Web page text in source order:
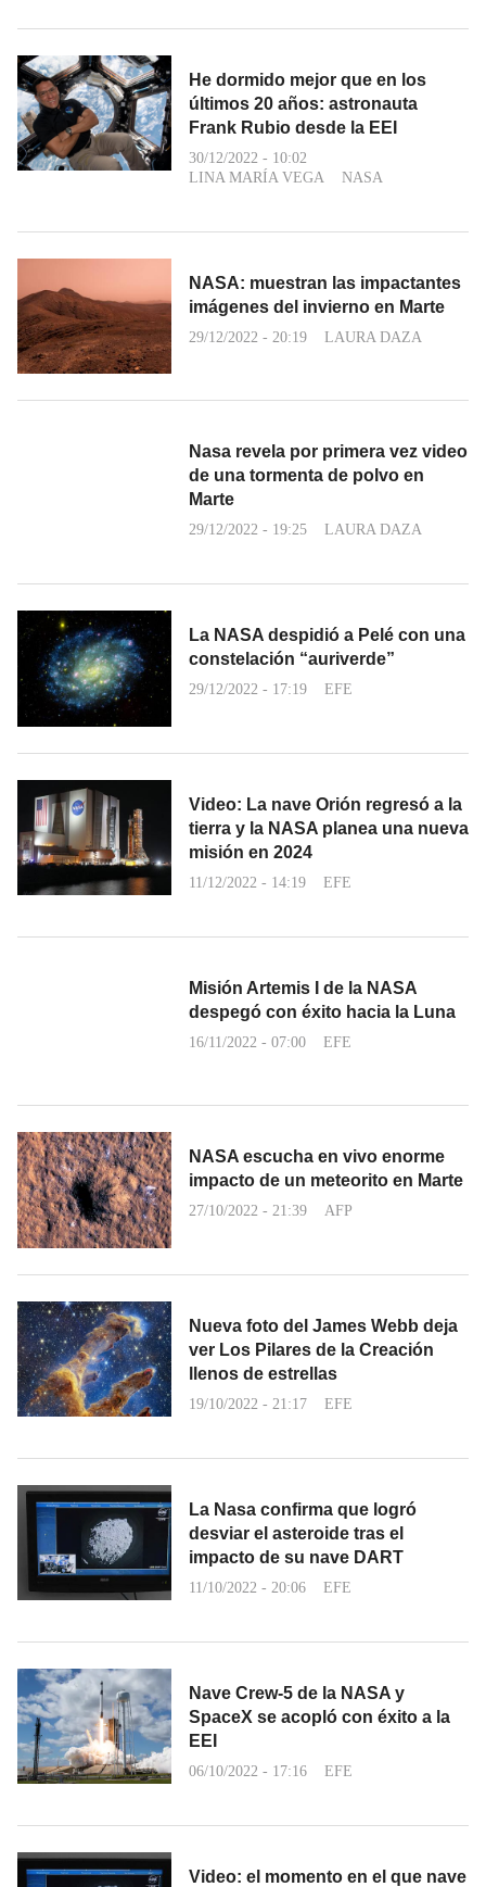
He dormido mejor que en los
últimos 20 años: astronauta
Frank Rubio desde la EEI
30/12/2022 - 10:02
LINA MARÍA VEGA
NASA
NASA: muestran las impactantes
imágenes del invierno en Marte
29/12/2022 - 20:19 LAURA DAZA
Nasa revela por primera vez video
de una tormenta de polvo en
Marte
29/12/2022 - 19:25 LAURA DAZA
La NASA despidió a Pelé con una
constelación “auriverde”
29/12/2022 - 17:19 EFE
Video: La nave Orión regresó a la
tierra y la NASA planea una nueva
misión en 2024
11/12/2022 - 14:19 EFE
Misión Artemis I de la NASA
despegó con éxito hacia la Luna
16/11/2022 - 07:00 EFE
NASA escucha en vivo enorme
impacto de un meteorito en Marte
27/10/2022 - 21:39 AFP
Nueva foto del James Webb deja
ver Los Pilares de la Creación
llenos de estrellas
19/10/2022 - 21:17 EFE
La Nasa confirma que logró
desviar el asteroide tras el
impacto de su nave DART
11/10/2022 - 20:06 EFE
Nave Crew-5 de la NASA y
SpaceX se acopló con éxito a la
EEI
06/10/2022 - 17:16 EFE
Video: el momento en el que nave